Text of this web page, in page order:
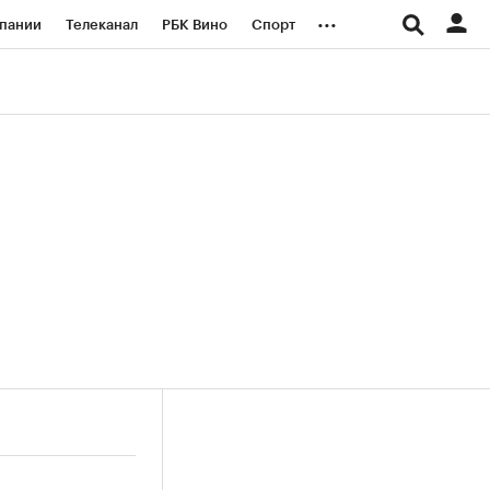
Телеканал РБК Вино Спорт ...